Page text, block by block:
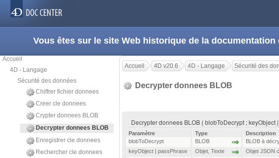
Vous êtes sur le site Web historique de la
Accueil
4D - Langage
Sécurité des données
Chiffrer fichier donnees
Creer cle donnees
Crypter donnees BLOB
Decrypter donnees BLOB
Enregistrer cle donnees
Rechercher cle donnees
Accueil 4D v20.6 4D - Langage Sécurité des
Decrypter donnees BLOB
Decrypter donnees BLOB ( blobToDecrypt ;
Paramètre Type
Description
blobToDecrypt
BLOB
BLOB à
keyObject | passPhrase
Objet Texte
Objet JSON